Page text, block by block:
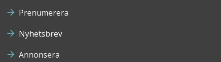
Prenumerera
Nyhetsbrev
Annonsera